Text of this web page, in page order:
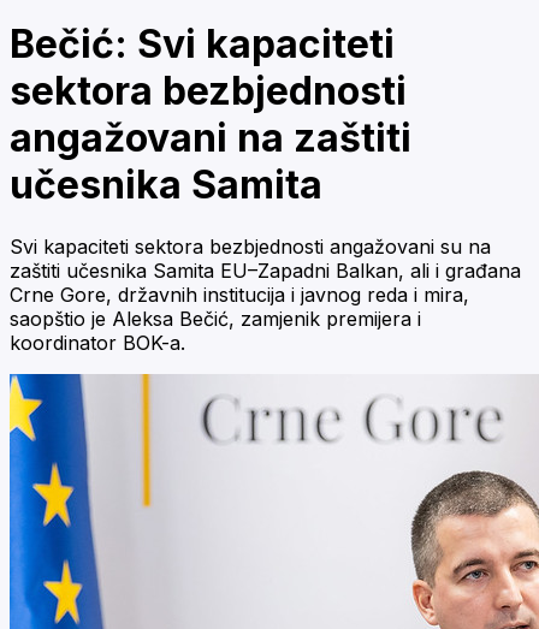
Bečić: Svi kapaciteti
sektora bezbjednosti
angažovani na zaštiti
učesnika Samita
Svi kapaciteti sektora bezbjednosti angažovani su na
zaštiti učesnika Samita EU–Zapadni Balkan, ali i građana
Crne Gore, državnih institucija i javnog reda i mira,
saopštio je Aleksa Bečić, zamjenik premijera i
koordinator BOK-a.